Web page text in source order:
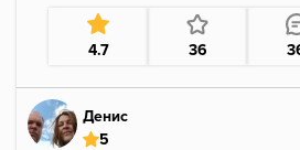
4.7 36
Денис
5